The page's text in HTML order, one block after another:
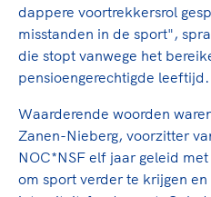
Sport gaat niet
Sport verenigt. Op
een rondje fietsen, door
de sportschool te gaan.
voor Sifan Hassan, Rico
Groot en het Nederlands
genieten van de
High5 Stappenplan
Ruimte voor sport
Clubondersteuning
Beroepskrachten
Samen voor een
sportomgeving
Top teamsportcompetities
De TeamNL
De TeamNL Academie
ontwikkelprogramma
binnen TeamNL
bestuurders, (technisch)
dappere voortrekkersrol
misstanden in de sport",
die stopt vanwege het
pensioengerechtigde leeftijd.
Waarderende woorden
Zanen-Nieberg, voorzitter
NOC*NSF elf jaar geleid
om sport verder te krijgen